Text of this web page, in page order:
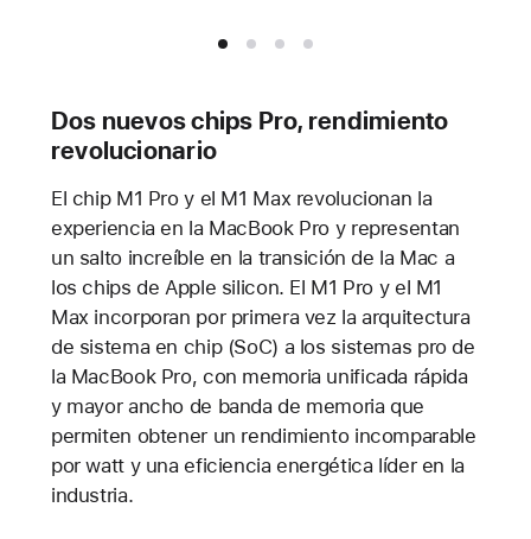
Dos nuevos chips Pro, rendimiento
revolucionario
El chip M1 Pro y el M1 Max revolucionan la
experiencia en la MacBook Pro y representan
un salto increíble en la transición de la Mac a
los chips de Apple silicon. El M1 Pro y el M1
Max incorporan por primera vez la arquitectura
de sistema en chip (SoC) a los sistemas pro de
la MacBook Pro, con memoria unificada rápida
y mayor ancho de banda de memoria que
permiten obtener un rendimiento incomparable
por watt y una eficiencia energética líder en la
industria.